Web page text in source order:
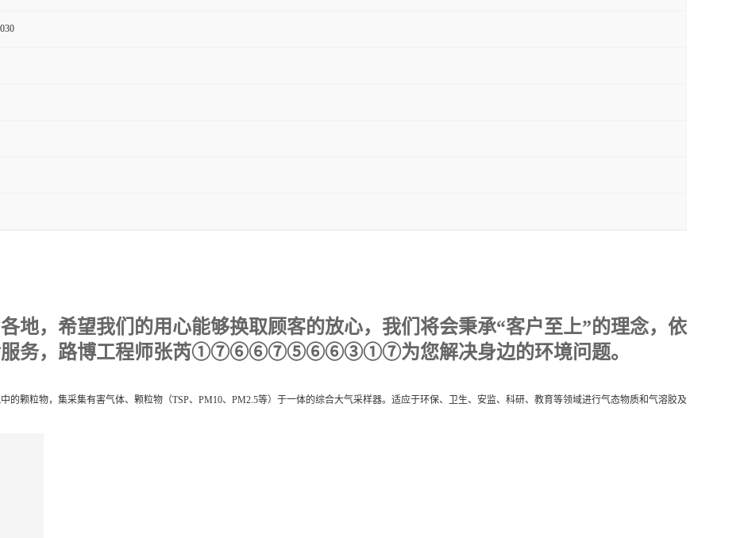
地，希望我们的用心能够换取顾客的放心，我们将会秉承“客户至上”的理念，依
服务，路博工程师张芮①⑦⑥⑥⑦⑤⑥⑥③①⑦为您解决身边的环境问题。
的颗粒物，集采集有害气体、颗粒物（TSP、PM10、PM2.5等）于一体的综合大气采样器。适应于环保、卫生、安监、科研、教育等领域进行气态物质和气溶胶及